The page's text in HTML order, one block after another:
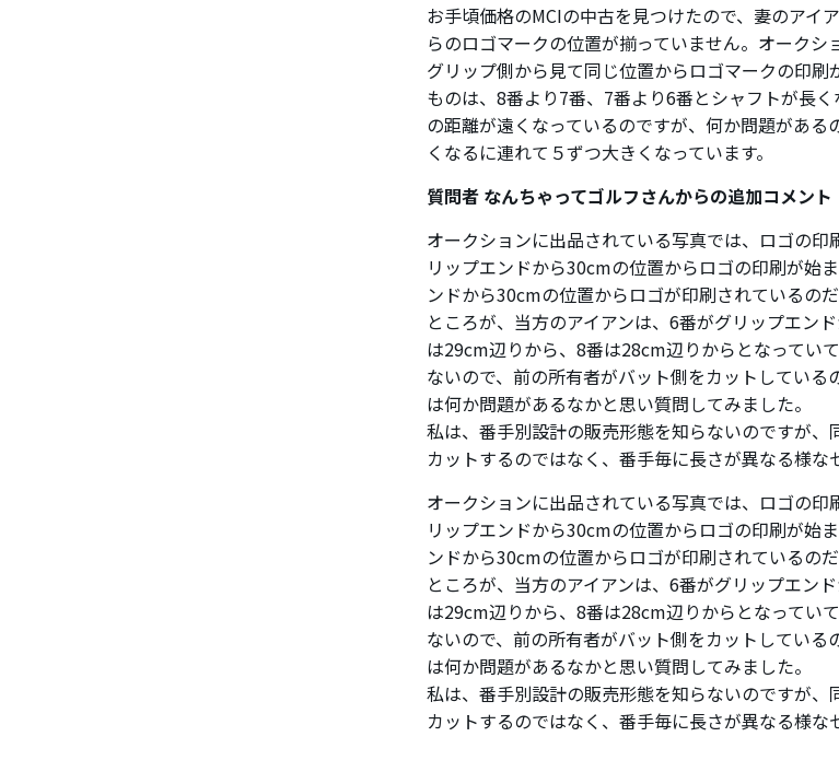
お手頃価格のMCIの中古を見つけたので、妻のアイ
らのロゴマークの位置が揃っていません。オークシ
グリップ側から見て同じ位置からロゴマークの印
ものは、8番より7番、7番より6番とシャフトが長
の距離が遠くなっているのですが、何か問題があ
くなるに連れて５ずつ大きくなっています。
質問者 なんちゃってゴルフさんからの追加コメント
オークションに出品されている写真では、ロゴの
リップエンドから30cmの位置からロゴの印刷が始
ンドから30cmの位置からロゴが印刷されているのだ
ところが、当方のアイアンは、6番がグリップエン
は29cm辺りから、8番は28cm辺りからとなってい
ないので、前の所有者がバット側をカットしてい
は何か問題があるなかと思い質問してみました。
私は、番手別設計の販売形態を知らないのですが
カットするのではなく、番手毎に長さが異なる様な
オークションに出品されている写真では、ロゴの
リップエンドから30cmの位置からロゴの印刷が始
ンドから30cmの位置からロゴが印刷されているのだ
ところが、当方のアイアンは、6番がグリップエン
は29cm辺りから、8番は28cm辺りからとなってい
ないので、前の所有者がバット側をカットしてい
は何か問題があるなかと思い質問してみました。
私は、番手別設計の販売形態を知らないのですが
カットするのではなく、番手毎に長さが異なる様な